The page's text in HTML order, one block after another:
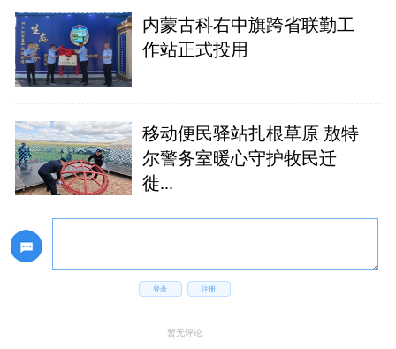
内蒙古科右中旗跨省联勤工
作站正式投用
移动便民驿站扎根草原 敖特
尔警务室暖心守护牧民迁
徙...
登录 注册
暂无评论